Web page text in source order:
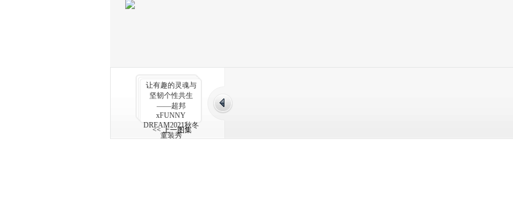
让有趣的灵魂与
坚韧个性共生
——超邦
xFUNNY
DREAM2021秋冬
童装秀
<< 上一图集